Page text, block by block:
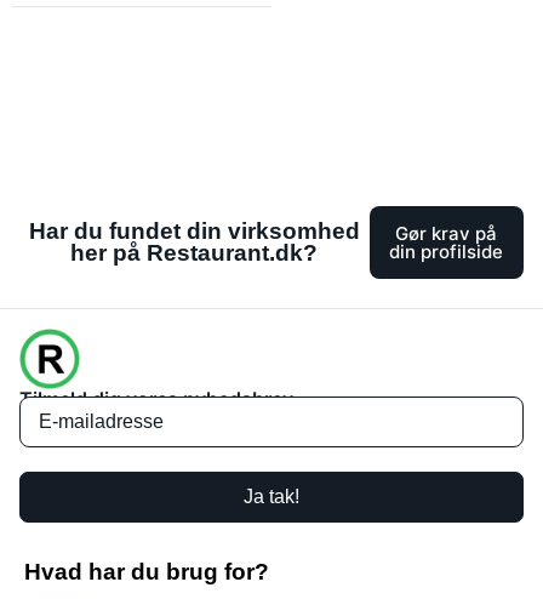
Har du fundet din virksomhed
her på Restaurant.dk?
Gør krav på
din profilside
Tilmeld dig vores nyhedsbrev
Ja tak!
Hvad har du brug for?